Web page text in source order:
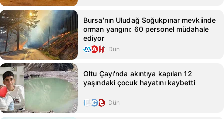
Bursa'nın Uludağ Soğukpınar mevkiinde
orman yangını: 60 personel müdahale
ediyor
Dün
Oltu Çayı'nda akıntıya kapılan 12
yaşındaki çocuk hayatını kaybetti
Dün